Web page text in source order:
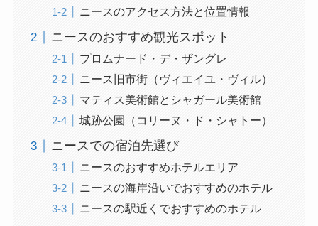
ニースのアクセス方法と位置情報
ニースのおすすめ観光スポット
プロムナード・デ・ザングレ
ニース旧市街（ヴィエイユ・ヴィル）
マティス美術館とシャガール美術館
城跡公園（コリーヌ・ド・シャトー）
ニースでの宿泊先選び
ニースのおすすめホテルエリア
ニースの海岸沿いでおすすめのホテル
ニースの駅近くでおすすめのホテル